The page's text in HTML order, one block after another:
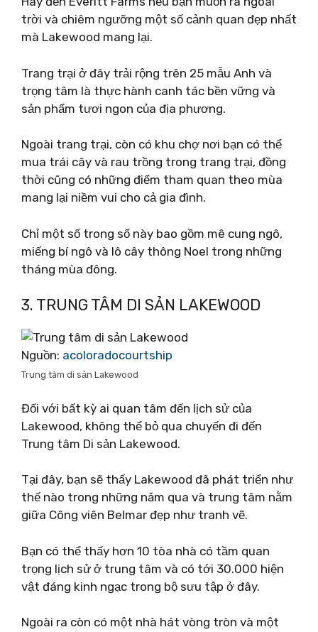
trời và chiêm ngưỡng một số cảnh quan đẹp nhất
mà Lakewood mang lại.
Trang trại ở đây trải rộng trên 25 mẫu Anh và
trọng tâm là thực hành canh tác bền vững và
sản phẩm tươi ngon của địa phương.
Ngoài trang trại, còn có khu chợ nơi bạn có thể
mua trái cây và rau trồng trong trang trại, đồng
thời cũng có những điểm tham quan theo mùa
mang lại niềm vui cho cả gia đình.
Chỉ một số trong số này bao gồm mê cung ngô,
miếng bí ngô và lô cây thông Noel trong những
tháng mùa đông.
3. TRUNG TÂM DI SẢN LAKEWOOD
Nguồn: acoloradocourtship
Trung tâm di sản Lakewood
Đối với bất kỳ ai quan tâm đến lịch sử của
Lakewood, không thể bỏ qua chuyến đi đến
Trung tâm Di sản Lakewood.
Tại đây, bạn sẽ thấy Lakewood đã phát triển như
thế nào trong những năm qua và trung tâm nằm
giữa Công viên Belmar đẹp như tranh vẽ.
Bạn có thể thấy hơn 10 tòa nhà có tầm quan
trọng lịch sử ở trung tâm và có tới 30.000 hiện
vật đáng kinh ngạc trong bộ sưu tập ở đây.
Ngoài ra còn có một nhà hát vòng tròn và một